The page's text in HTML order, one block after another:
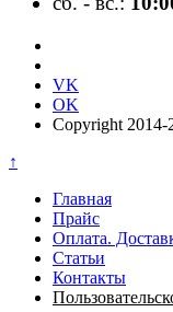
VK
OK
Copyright 2014-
↑
Главная
Прайс
Оплата.
Статьи
Контакты